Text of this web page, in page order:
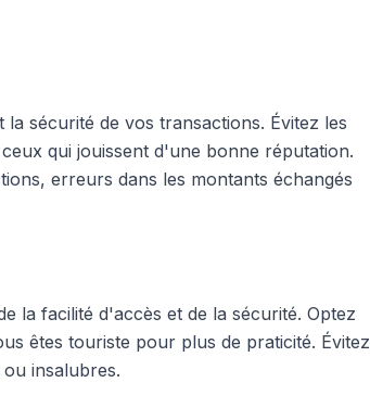
sécurité de vos transactions. Évitez les
qui jouissent d'une bonne réputation.
erreurs dans les montants échangés
la facilité d'accès et de la sécurité. Optez
êtes touriste pour plus de praticité. Évitez
insalubres.